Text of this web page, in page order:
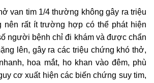
van tim 1/4 thường không gây ra triệu
nên rất ít trường hợp có thể phát hiện
người bệnh chỉ đi khám và được chẩn
lên, gây ra các triệu chứng khó thở,
hoa mắt, ho khan vào đêm, phù
cơ xuất hiện các biến chứng suy tim,